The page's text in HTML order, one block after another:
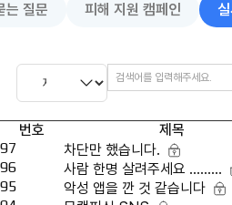
는 질문 피해 지원 캠페인
번호 제목
97
차단만 했습니다.
96
사람 한명 살려주세요 .........
95
악성 앱을 깐 것 같습니다